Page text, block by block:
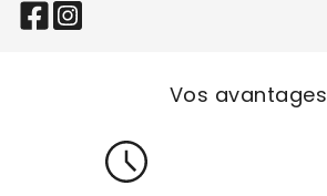
Vos avantages